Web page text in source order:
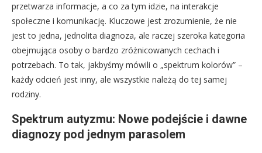
przetwarza informacje, a co za tym idzie, na interakcje
społeczne i komunikację. Kluczowe jest zrozumienie, że nie
jest to jedna, jednolita diagnoza, ale raczej szeroka kategoria
obejmująca osoby o bardzo zróżnicowanych cechach i
potrzebach. To tak, jakbyśmy mówili o „spektrum kolorów” –
każdy odcień jest inny, ale wszystkie należą do tej samej
rodziny.
Spektrum autyzmu: Nowe podejście i dawne
diagnozy pod jednym parasolem